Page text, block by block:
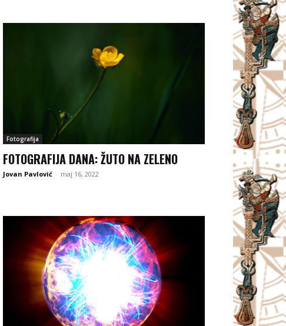
Fotografija
FOTOGRAFIJA DANA: ŽUTO NA ZELENO
Jovan Pavlović - maj 16, 2022